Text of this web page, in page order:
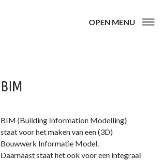
OPEN MENU
BIM
BIM (Building Information Modelling)
staat voor het maken van een (3D)
Bouwwerk Informatie Model.
Daarnaast staat het ook voor een integraal